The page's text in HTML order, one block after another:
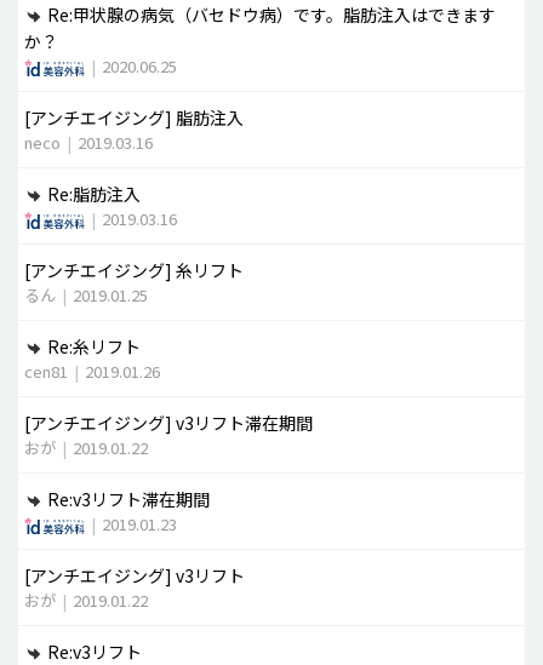
Re:甲状腺の病気（バセドウ病）です。脂肪注入はできます
か？
| 2020.06.25
[アンチエイジング] 脂肪注入
neco | 2019.03.16
Re:脂肪注入
| 2019.03.16
[アンチエイジング] 糸リフト
るん | 2019.01.25
Re:糸リフト
cen81 | 2019.01.26
[アンチエイジング] v3リフト滞在期間
おが | 2019.01.22
Re:v3リフト滞在期間
| 2019.01.23
[アンチエイジング] v3リフト
おが | 2019.01.22
Re:v3リフト